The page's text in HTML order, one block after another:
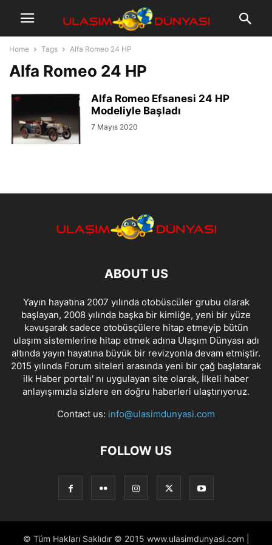
Home Tags Alfa Romeo 24 HP
Alfa Romeo 24 HP
Alfa Romeo Efsanesi 24 HP
Modeliyle Başladı
7 Mayıs 2020
ABOUT US
Yayın hayatına 2007 yılında otobüscüler grubu olarak
başlayan, 2008 yılında başka bir kimliğe, yeni bir yüze
kavuşarak sadece otobüsçülere hitap etmeyip bütün
ulaşım sistemlerine hitap etmek adına Ulaşım Dünyası adı
altında yayın hayatına büyük bir revizyonla devam etmiştir.
2015 yılında Forum siteleri arasında yeni bir çağ başlatarak
ilk Haber portalı' nı uygulayan site olarak, İlkeli haber
anlayışımızla sizlere en doğru haberleri ulaştırıyoruz.
Contact us: info@ulasimdunyasi.com
FOLLOW US
© Tüm Hakları Saklıdır © 2015 www.ulasimdunyasi.com |